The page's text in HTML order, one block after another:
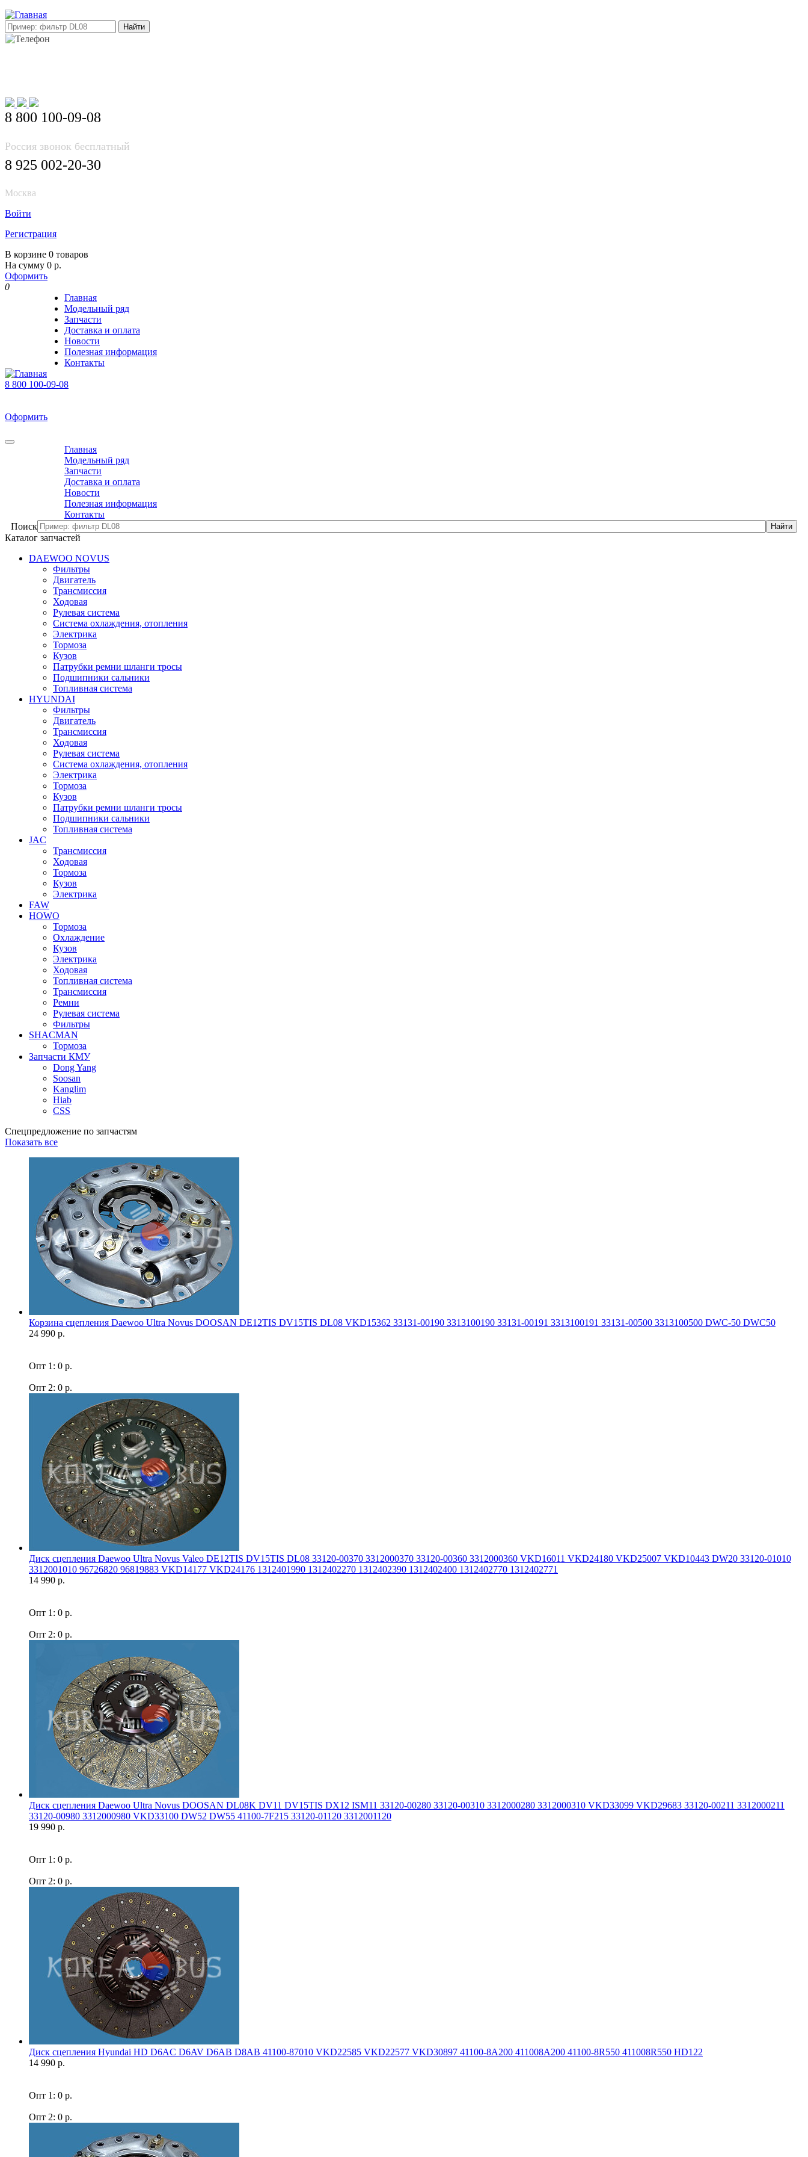
8 800 100-09-08
Россия звонок бесплатный
8 925 002-20-30
Москва
Войти
Регистрация
В корзине 0 товаров
На сумму 0 р.
Оформить
0
Главная
Модельный ряд
Запчасти
Доставка и оплата
Новости
Полезная информация
Контакты
8 800 100-09-08
Оформить
Главная
Модельный ряд
Запчасти
Доставка и оплата
Новости
Полезная информация
Контакты
Поиск
Каталог запчастей
DAEWOO NOVUS
Фильтры
Двигатель
Трансмиссия
Ходовая
Рулевая система
Система охлаждения, отопления
Электрика
Тормоза
Кузов
Патрубки ремни шланги тросы
Подшипники cальники
Топливная система
HYUNDAI
Фильтры
Двигатель
Трансмиссия
Ходовая
Рулевая система
Система охлаждения, отопления
Электрика
Тормоза
Кузов
Патрубки ремни шланги тросы
Подшипники сальники
Топливная система
JAC
Трансмиcсия
Ходовая
Тормоза
Кузов
Электрика
FAW
HOWO
Тормоза
Охлаждение
Кузов
Электрика
Ходовая
Топливная система
Трансмиссия
Ремни
Рулевая система
Фильтры
SHACMAN
Тормоза
Запчасти КМУ
Dong Yang
Soosan
Kanglim
Hiab
CSS
Спецпредложение по запчастям
Показать все
Корзина сцепления Daewoo Ultra Novus DOOSAN DE12TIS DV15TIS DL08 VKD15362 33131-00190 3313100190 33131-00191 3313100191 33131-00500 3313100500 DWC-50 DWC50
24 990 р.
Опт 1: 0 р.
Опт 2: 0 р.
Диск сцепления Daewoo Ultra Novus Valeo DE12TIS DV15TIS DL08 33120-00370 3312000370 33120-00360 3312000360 VKD16011 VKD24180 VKD25007 VKD10443 DW20 33120-01010
3312001010 96726820 96819883 VKD14177 VKD24176 1312401990 1312402270 1312402390 1312402400 1312402770 1312402771
14 990 р.
Опт 1: 0 р.
Опт 2: 0 р.
Диск сцепления Daewoo Ultra Novus DOOSAN DL08K DV11 DV15TIS DX12 ISM11 33120-00280 33120-00310 3312000280 3312000310 VKD33099 VKD29683 33120-00211 3312000211
33120-00980 3312000980 VKD33100 DW52 DW55 41100-7F215 33120-01120 3312001120
19 990 р.
Опт 1: 0 р.
Опт 2: 0 р.
Диск сцепления Hyundai HD D6AC D6AV D6AB D8AB 41100-87010 VKD22585 VKD22577 VKD30897 41100-8A200 411008A200 41100-8R550 411008R550 HD122
14 990 р.
Опт 1: 0 р.
Опт 2: 0 р.